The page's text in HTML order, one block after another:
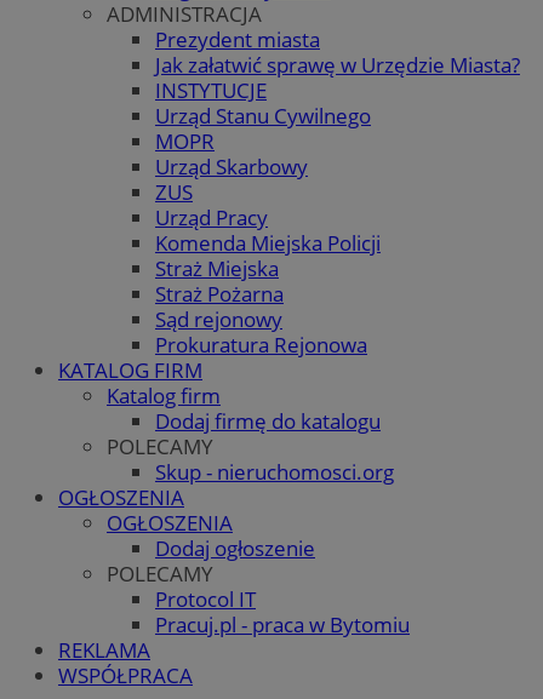
ADMINISTRACJA
Prezydent miasta
Jak załatwić sprawę w Urzędzie Miasta?
INSTYTUCJE
Urząd Stanu Cywilnego
MOPR
Urząd Skarbowy
ZUS
Urząd Pracy
Komenda Miejska Policji
Straż Miejska
Straż Pożarna
Sąd rejonowy
Prokuratura Rejonowa
KATALOG FIRM
Katalog firm
Dodaj firmę do katalogu
POLECAMY
Skup - nieruchomosci.org
OGŁOSZENIA
OGŁOSZENIA
Dodaj ogłoszenie
POLECAMY
Protocol IT
Pracuj.pl - praca w Bytomiu
REKLAMA
WSPÓŁPRACA